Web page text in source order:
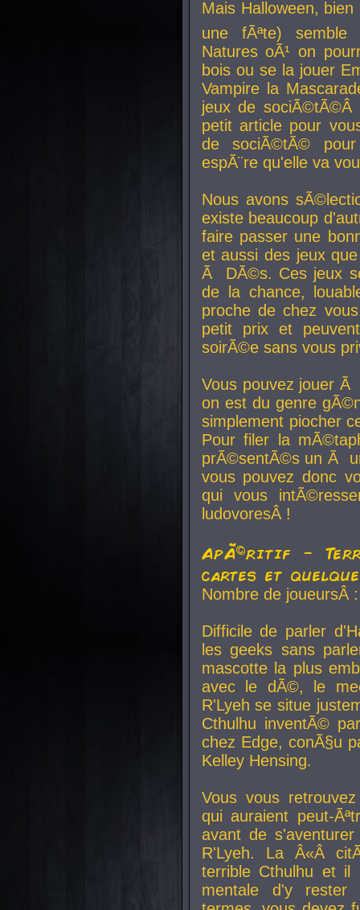
Mais Halloween, bien
une fÃªte) semble
Natures oÃ¹ on
bois ou se la jouer
Vampire la
jeux de
petit article pour
de sociÃ©tÃ©
espÃ¨re qu'elle va
Nous avons
existe beaucoup
faire passer une
et aussi des jeux
Ã DÃ©s. Ces jeux
de la chance,
proche de chez
petit prix et
soirÃ©e sans vous
Vous pouvez jouer
on est du genre
simplement piocher
Pour filer la
prÃ©sentÃ©s un Ã
vous pouvez donc
qui vous
ludovoresÂ !
ApÃ©ritif -
cartes et
Nombre de
Difficile de parler
les geeks sans
mascotte la plus
avec le dÃ©, le
R'Lyeh se situe
Cthulhu inventÃ©
chez Edge, conÃ§u
Kelley Hensing.
Vous vous
qui auraient peut-
avant de
R'Lyeh. La Â«Â
terrible Cthulhu et
mentale d'y rester